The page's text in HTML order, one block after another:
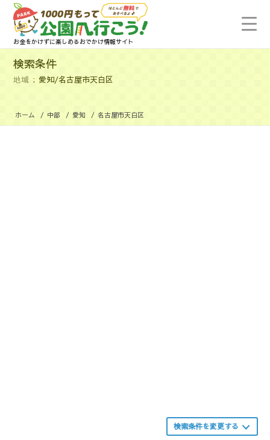
お金をかけずに楽しめるおでかけ情報サイト
検索条件
地域 愛知/名古屋市天白区
ホーム / 中部 / 愛知 / 名古屋市天白区
検索条件を変更する